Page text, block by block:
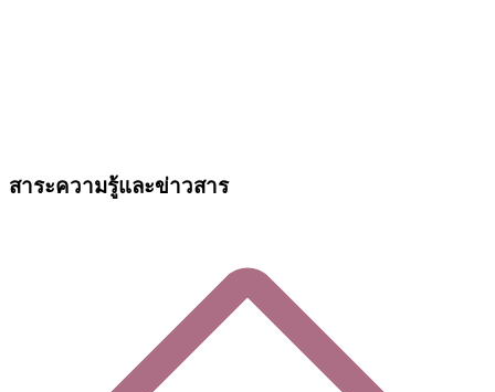
สาระความรู้และข่าวสาร